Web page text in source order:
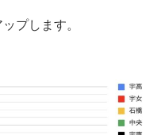
プします。